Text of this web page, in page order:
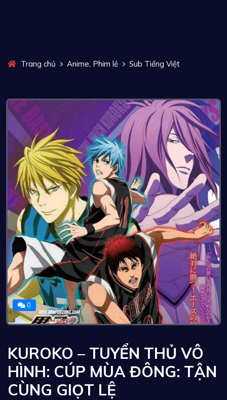
Trang chủ Anime, Phim lẻ Sub Tiếng Việt
0
KUROKO – TUYỂN THỦ VÔ
HÌNH: CÚP MÙA ĐÔNG: TẬN
CÙNG GIỌT LỆ